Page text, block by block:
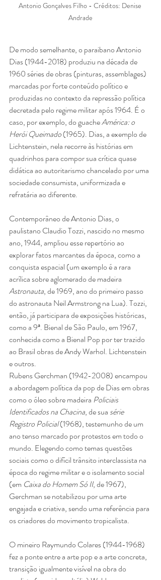
Antonio Gonçalves Filho - Créditos: Denise
Andrade
De modo semelhante, o paraibano Antonio
Dias (1944-2018) produziu na década de
1960 séries de obras (pinturas, assemblages)
marcadas por forte conteúdo político e
produzidas no contexto da repressão política
decretada pelo regime militar após 1964. É o
caso, por exemplo, do guache América: o
Herói Queimado (1965). Dias, a exemplo de
Lichtenstein, nela recorre às histórias em
quadrinhos para compor sua crítica quase
didática ao autoritarismo chancelado por uma
sociedade consumista, uniformizada e
refratária ao diferente.
Contemporâneo de Antonio Dias, o
paulistano Claudio Tozzi, nascido no mesmo
ano, 1944, ampliou esse repertório ao
explorar fatos marcantes da época, como a
conquista espacial (um exemplo é a rara
acrílica sobre aglomerado de madeira
Astronauta, de 1969, ano do primeiro passo
do astronauta Neil Armstrong na Lua). Tozzi,
então, já participara de exposições históricas,
como a 9ª. Bienal de São Paulo, em 1967,
conhecida como a Bienal Pop por ter trazido
ao Brasil obras de Andy Warhol. Lichtenstein
e outros.
Rubens Gerchman (1942-2008) encampou
a abordagem política da pop de Dias em obras
como o óleo sobre madeira Policiais
Identificados na Chacina, de sua série
Registro Policial (1968), testemunho de um
ano tenso marcado por protestos em todo o
mundo. Elegendo como temas questões
sociais como o difícil trânsito interclassista na
época do regime militar e o isolamento social
(em Caixa do Homem Só II, de 1967),
Gerchman se notabilizou por uma arte
engajada e criativa, sendo uma referência para
os criadores do movimento tropicalista.
O mineiro Raymundo Colares (1944-1968)
fez a ponte entre a arte pop e a arte concreta,
transição igualmente visível na obra do